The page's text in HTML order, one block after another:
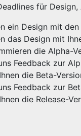
für
ein Design mit
das Design mit
die Alpha-
Feedback zur
die Beta-
Feedback zur
die Release-